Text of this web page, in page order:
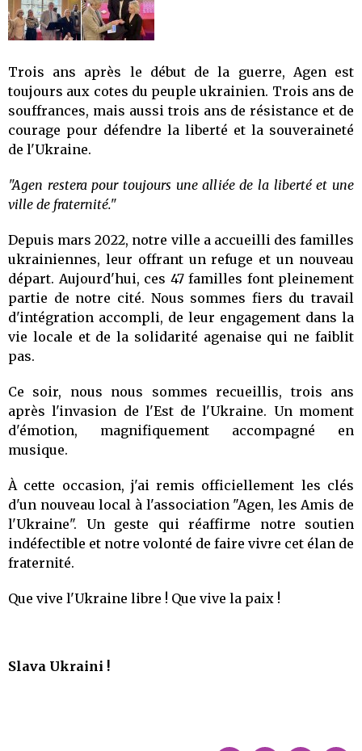
Trois ans après le début de la guerre, Agen est
toujours aux cotes du peuple ukrainien. Trois ans de
souffrances, mais aussi trois ans de résistance et de
courage pour défendre la liberté et la souveraineté
de l'Ukraine.
"Agen restera pour toujours une alliée de la liberté et une
ville de fraternité."
Depuis mars 2022, notre ville a accueilli des familles
ukrainiennes, leur offrant un refuge et un nouveau
départ. Aujourd'hui, ces 47 familles font pleinement
partie de notre cité. Nous sommes fiers du travail
d'intégration accompli, de leur engagement dans la
vie locale et de la solidarité agenaise qui ne faiblit
pas.
Ce soir, nous nous sommes recueillis, trois ans
après l'invasion de l'Est de l'Ukraine. Un moment
d'émotion, magnifiquement accompagné en
musique.
À cette occasion, j'ai remis officiellement les clés
d'un nouveau local à l'association "Agen, les Amis de
l'Ukraine". Un geste qui réaffirme notre soutien
indéfectible et notre volonté de faire vivre cet élan de
fraternité.
Que vive l'Ukraine libre ! Que vive la paix !
Slava Ukraini !